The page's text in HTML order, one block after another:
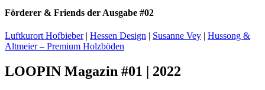
Förderer & Friends der Ausgabe #02
Luftkurort Hofbieber| Hessen Design | Susanne Vey | Hussong &
Altmeier – Premium Holzböden
LOOPIN Magazin #01 | 2022